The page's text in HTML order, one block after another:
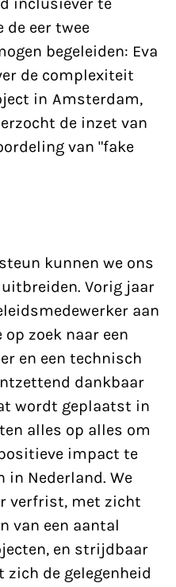
de eer twee
begeleiden: Eva
de complexiteit
in Amsterdam,
de inzet van
van "fake
kunnen we ons
Vorig jaar
aan
zoek naar een
en een technisch
dankbaar
wordt geplaatst in
alles op alles om
impact te
in Nederland. We
verfrist, met zicht
van een aantal
en strijdbaar
de gelegenheid